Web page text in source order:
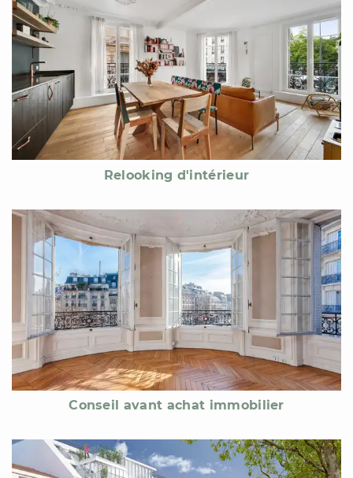
Relooking d'intérieur
Conseil avant achat immobilier